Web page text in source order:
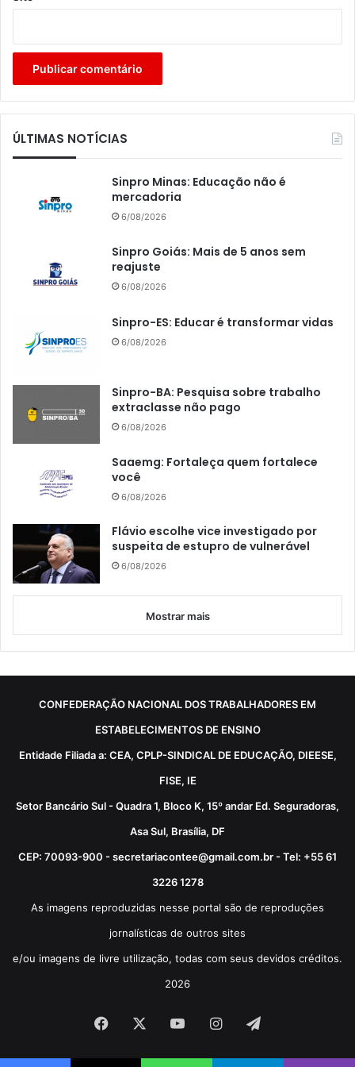
ÚLTIMAS NOTÍCIAS
Sinpro Minas: Educação não é
mercadoria
6/08/2026
Sinpro Goiás: Mais de 5 anos sem
reajuste
6/08/2026
Sinpro-ES: Educar é transformar vidas
6/08/2026
Sinpro-BA: Pesquisa sobre trabalho
extraclasse não pago
6/08/2026
Saaemg: Fortaleça quem fortalece
você
6/08/2026
Flávio escolhe vice investigado por
suspeita de estupro de vulnerável
6/08/2026
Mostrar mais
CONFEDERAÇÃO NACIONAL DOS TRABALHADORES EM
ESTABELECIMENTOS DE ENSINO
Entidade Filiada a: CEA, CPLP-SINDICAL DE EDUCAÇÃO, DIEESE,
FISE, IE
Setor Bancário Sul - Quadra 1, Bloco K, 15º andar Ed. Seguradoras,
Asa Sul, Brasília, DF
CEP: 70093-900 - secretariacontee@gmail.com.br - Tel: +55 61
3226 1278
As imagens reproduzidas nesse portal são de reproduções
jornalísticas de outros sites
e/ou imagens de livre utilização, todas com seus devidos créditos.
2026
Facebook YouTubeInstagram